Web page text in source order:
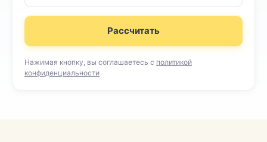
Рассчитать
Нажимая кнопку, вы соглашаетесь с политикой
конфиденциальности